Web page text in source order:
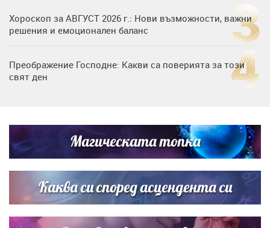
Хороскоп за АВГУСТ 2026 г.: Нови възможности, важни
решения и емоционален баланс
Преображение Господне: Какви са поверията за този
свят ден
си деца на семейна морска приказка
Звездна ваканция в Майорка: Дженифър Анистън,
Кортни Кокс и Джим Къртис заедно на яхта
Магическата топка
Каква си според асцендента си